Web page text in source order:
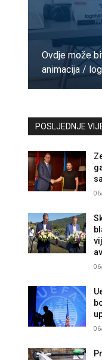
Ovdje može
animacija /
POSLJEDNJE